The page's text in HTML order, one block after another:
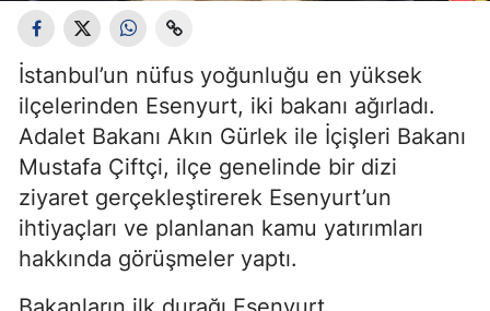
İstanbul’un nüfus yoğunluğu en yüksek
ilçelerinden Esenyurt, iki bakanı ağırladı.
Adalet Bakanı Akın Gürlek ile İçişleri Bakanı
Mustafa Çiftçi, ilçe genelinde bir dizi
ziyaret gerçekleştirerek Esenyurt’un
ihtiyaçları ve planlanan kamu yatırımları
hakkında görüşmeler yaptı.